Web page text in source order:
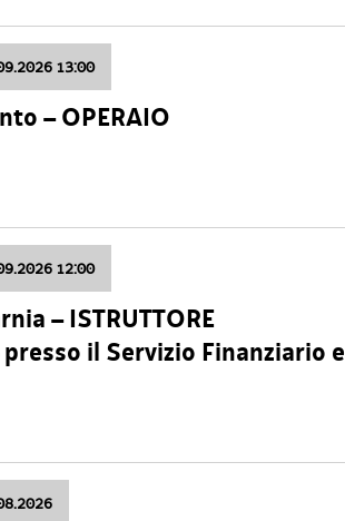
13:00
– OPERAIO
12:00
– ISTRUTTORE
presso il Servizio Finanziario e